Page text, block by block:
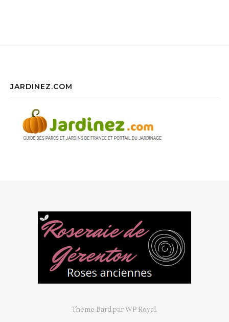
JARDINEZ.COM
Thème Bard parWP Royal.